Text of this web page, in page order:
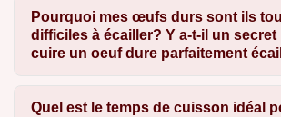
Pourquoi mes œufs durs sont ils
difficiles à écailler? Y a-t-il un secret
cuire un oeuf dure parfaitement
Quel est le temps de cuisson idéal